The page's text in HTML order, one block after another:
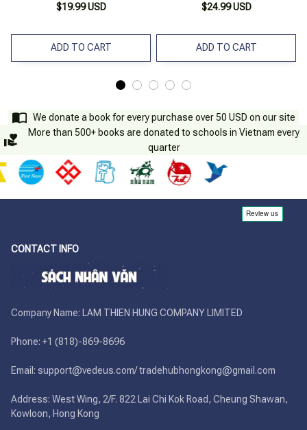
$19.99 USD
ADD TO CART
$24.99 USD
ADD TO CART
We donate a book for every purchase over 50 USD on our site
More than 500+ books are donated to schools in Vietnam every
quarter
CONTACT INFO
Company Name: LAM THIEN HUNG COMPANY LIMITED
Phone: +1 (818)-869-8696
Email: support@vedeus.com/ tradehubhongkong@gmail.com
Address: West Wing, 2/F. 822 Lai Chi Kok Road, Cheung Shawan,
Kowloon, Hong Kong